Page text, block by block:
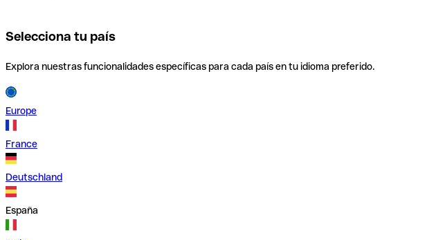
Selecciona tu país
Explora nuestras funcionalidades específicas para cada país en tu idioma preferido.
Europe
France
Deutschland
España